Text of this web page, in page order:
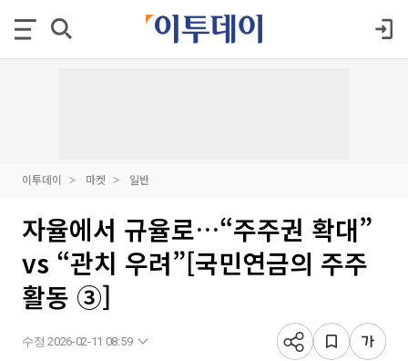
이투데이 마켓 일반
자율에서 규율로…“주주권 확대”
vs “관치 우려”[국민연금의 주주
활동 ③]
수정 2026-02-11 08:59